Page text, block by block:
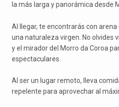
la más larga y panorámica desde
Al llegar, te encontrarás con
una naturaleza virgen. No olvides
y el mirador del Morro da Coroa
espectaculares.
Al ser un lugar remoto, lleva
repelente para aprovechar al